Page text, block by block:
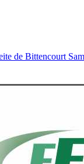
de Bittencourt